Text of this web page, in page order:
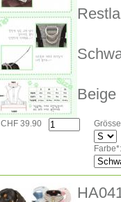
Beige
CHF 39.90
Farbe*: